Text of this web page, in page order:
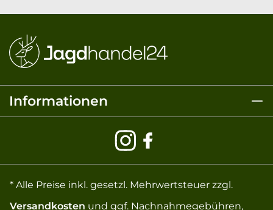
Informationen
* Alle Preise inkl. gesetzl. Mehrwertsteuer zzgl.
Versandkosten und ggf. Nachnahmegebühren,